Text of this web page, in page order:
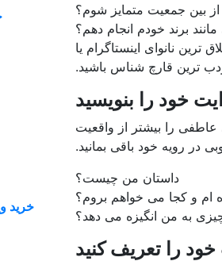
بین جمعیت متمایز شوم؟
برند خودم انجام دهم؟
ترین نانوای اینستاگرام یا
ترین قارچ شناس باشید.
خود را بنویسید
را بیشتر از واقعیت
در رویه خود باقی بمانید.
داستان من چیست؟
ام و کجا می خواهم بروم؟
به من انگیزه می دهد؟
را تعریف کنید
خرید